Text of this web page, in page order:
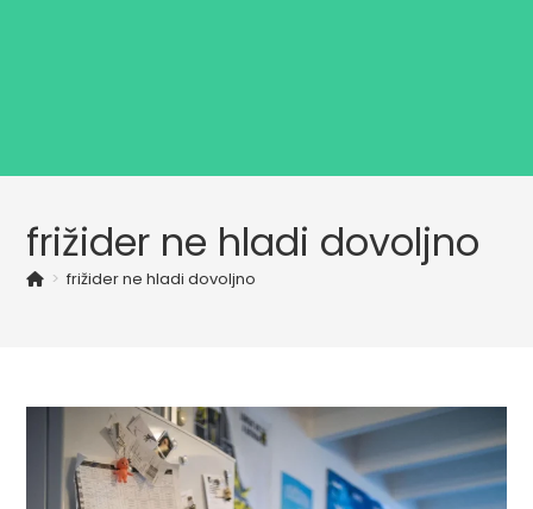
frižider ne hladi dovoljno
> frižider ne hladi dovoljno